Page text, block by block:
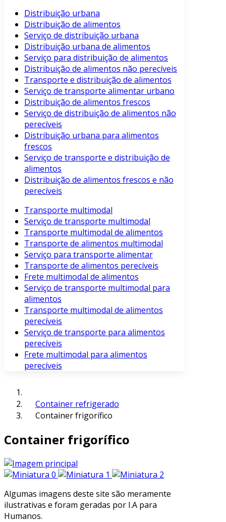
Distribuição urbana
Distribuição de alimentos
Serviço de distribuição urbana
Distribuição urbana de alimentos
Serviço para distribuição de alimentos
Distribuição de alimentos não perecíveis
Transporte e distribuição de alimentos
Serviço de transporte alimentar urbano
Distribuição de alimentos frescos
Serviço de distribuição de alimentos não
perecíveis
Distribuição urbana para alimentos
frescos
Serviço de transporte e distribuição de
alimentos
Distribuição de alimentos frescos e não
perecíveis
Transporte multimodal
Serviço de transporte multimodal
Transporte multimodal de alimentos
Transporte de alimentos multimodal
Serviço para transporte alimentar
Transporte de alimentos perecíveis
Frete multimodal de alimentos
Serviço de transporte multimodal para
alimentos
Transporte multimodal de alimentos
perecíveis
Serviço de transporte para alimentos
perecíveis
Frete multimodal para alimentos
perecíveis
Container refrigerado
Container frigorífico
Container frigorífico
Algumas imagens deste site são meramente
ilustrativas e foram geradas por I.A para
Humanos.